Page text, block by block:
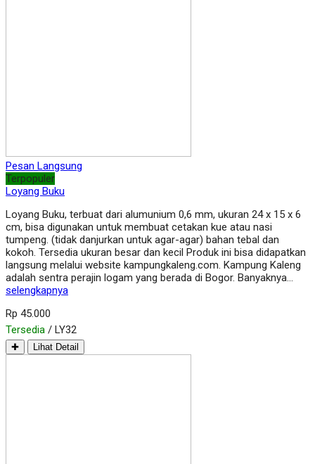
Pesan Langsung
Terpopuler
Loyang Buku
Loyang Buku, terbuat dari alumunium 0,6 mm, ukuran 24 x 15 x 6
cm, bisa digunakan untuk membuat cetakan kue atau nasi
tumpeng. (tidak danjurkan untuk agar-agar) bahan tebal dan
kokoh. Tersedia ukuran besar dan kecil Produk ini bisa didapatkan
langsung melalui website kampungkaleng.com. Kampung Kaleng
adalah sentra perajin logam yang berada di Bogor. Banyaknya…
selengkapnya
Rp 45.000
Tersedia / LY32
✚ Lihat Detail